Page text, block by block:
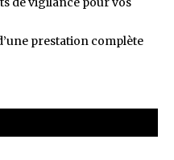
prestation complète